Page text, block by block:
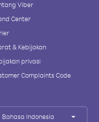
Viber
Center
& Kebijakan
privasi
Complaints Code
Bahasa Indonesia